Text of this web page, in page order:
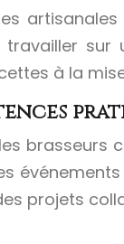
à la
projets